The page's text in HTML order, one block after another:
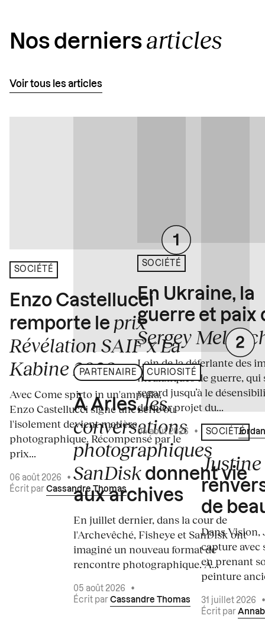
Nos derniers articles
Voir tous les articles
SOCIÉTÉ
Enzo Castellucci
remporte le prix
Révélation SAIF x La
Kabine 2026
Avec Come spirto in un'ampolla,
Enzo Castellucci signe une série où
l'isolement devient matière
photographique. Récompensé par le
prix...
06 août 2026
•
Écrit par Cassandre Thomas
PARTENAIRE CURIOSITÉ
À Arles,les
conversations
photographiques
SanDisk donnent vie
aux archives
En juillet dernier, dans la cour de
l'Archevêché, Fisheye et SanDisk ont
imaginé un nouveau format de
rencontre photographique. À...
05 août 2026
•
Écrit par Cassandre Thomas
SOCIÉTÉ
En Ukraine, la
guerre et paix
Sergey
Loin de la déferlante des
médiatiques de guerre, qui
regard jusqu’à le
dernier projet du...
04 août 2026 • Écrit par
SOCIÉTÉ
de
Dans
capture avec
en prenant
peinture
31 juillet 2026
Écrit par